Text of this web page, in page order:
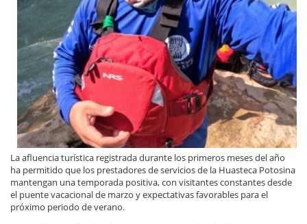
La afluencia turística registrada durante los primeros meses del año
ha permitido que los prestadores de servicios de la Huasteca Potosina
mantengan una temporada positiva, con visitantes constantes desde
el puente vacacional de marzo y expectativas favorables para el
próximo periodo de verano.